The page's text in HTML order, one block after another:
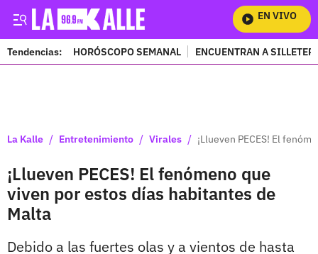
EN VIVO
Tendencias: HORÓSCOPO SEMANAL ENCUENTRAN A
La Kalle / Entretenimiento / Virales / ¡Llueven PECES! El
¡Llueven PECES! El fenómeno que
viven por estos días habitantes de
Malta
Debido a las fuertes olas y a vientos de hasta